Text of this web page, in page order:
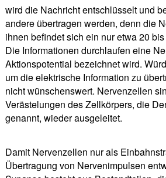
wird die Nachricht entschlüsselt und
andere übertragen werden, denn die
ihnen befindet sich ein nur etwa 20
Die Informationen durchlaufen eine
Aktionspotential bezeichnet wird.
um die elektrische Information zu
nicht wünschenswert. Nervenzellen
Verästelungen des Zellkörpers, die
genannt, wieder ausgeleitet.
Damit Nervenzellen nur als
Übertragung von Nervenimpulsen